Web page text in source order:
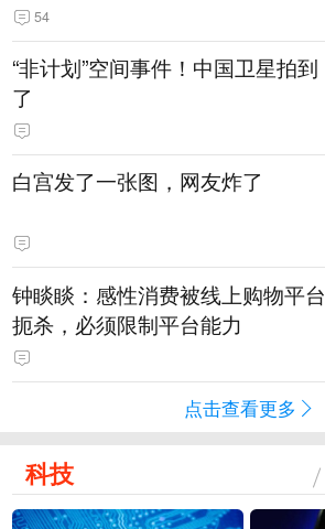
54
“非计划”空间事件！中国卫星拍到
了
白宫发了一张图，网友炸了
钟睒睒：感性消费被线上购物平台
扼杀，必须限制平台能力
点击查看更多
科技